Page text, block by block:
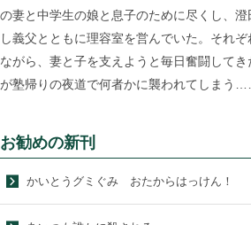
の妻と中学生の娘と息子のために尽くし、
し義父とともに理容室を営んでいた。それ
ながら、妻と子を支えようと毎日奮闘して
が塾帰りの夜道で何者かに襲われてしまう
お勧めの新刊
かいとうグミぐみ おたからはっけん！